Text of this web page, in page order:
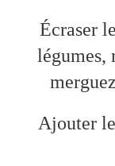
Écraser
légumes,
Ajouter